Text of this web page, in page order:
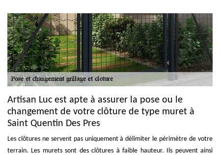
Artisan Luc est apte à assurer la pose ou le
changement de votre clôture de type muret à
Saint Quentin Des Pres
Les clôtures ne servent pas uniquement à délimiter le périmètre de votre
terrain. Les murets sont des clôtures à faible hauteur. Ils peuvent ainsi